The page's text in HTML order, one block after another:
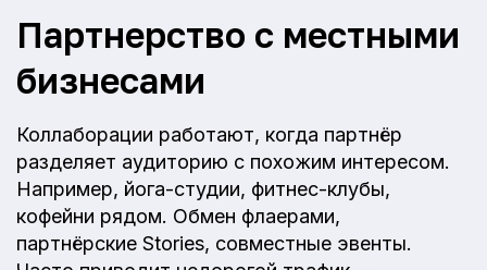
Партнерство с местными
бизнесами
Коллаборации работают, когда партнёр
разделяет аудиторию с похожим интересом.
Например, йога-студии, фитнес-клубы,
кофейни рядом. Обмен флаерами,
партнёрские Stories, совместные эвенты.